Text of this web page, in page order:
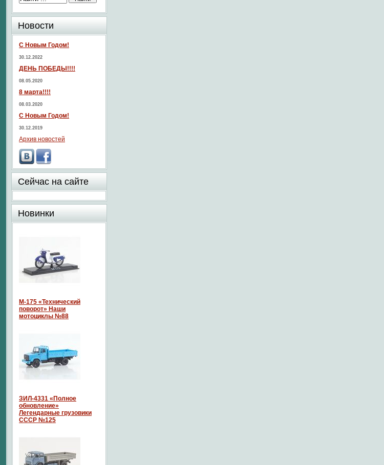
Новости
С Новым Годом!
30.12.2022
ДЕНЬ ПОБЕДЫ!!!!
08.05.2020
8 марта!!!!
08.03.2020
С Новым Годом!
30.12.2019
Архив новостей
Сейчас на сайте
Новинки
М-175 «Технический
поворот» Наши
мотоциклы №88
ЗИЛ-4331 «Полное
обновление»
Легендарные грузовики
СССР №125